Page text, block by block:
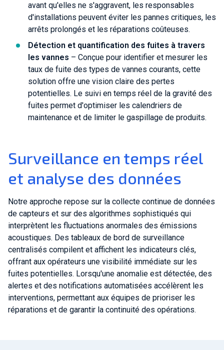
avant qu'elles ne s'aggravent, les responsables
d'installations peuvent éviter les pannes critiques, les
arrêts prolongés et les réparations coûteuses.
Détection et quantification des fuites à travers
les vannes – Conçue pour identifier et mesurer les
taux de fuite des types de vannes courants, cette
solution offre une vision claire des pertes
potentielles. Le suivi en temps réel de la gravité des
fuites permet d'optimiser les calendriers de
maintenance et de limiter le gaspillage de produits.
Surveillance en temps réel
et analyse des données
Notre approche repose sur la collecte continue de données
de capteurs et sur des algorithmes sophistiqués qui
interprètent les fluctuations anormales des émissions
acoustiques. Des tableaux de bord de surveillance
centralisés compilent et affichent les indicateurs clés,
offrant aux opérateurs une visibilité immédiate sur les
fuites potentielles. Lorsqu'une anomalie est détectée, des
alertes et des notifications automatisées accélèrent les
interventions, permettant aux équipes de prioriser les
réparations et de garantir la continuité des opérations.